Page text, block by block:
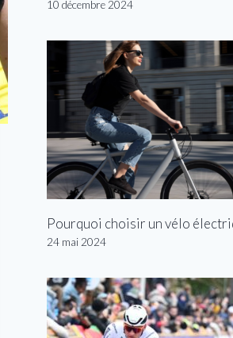
10 décembre 2024
Pourquoi choisir un vélo
24 mai 2024